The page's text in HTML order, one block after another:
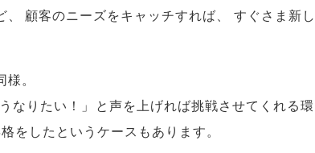
、 顧客のニーズをキャッチすれば、
すぐさま新し
様。
なりたい！ 」 と声を上げれば挑戦させてくれる環
をしたというケースもあります。